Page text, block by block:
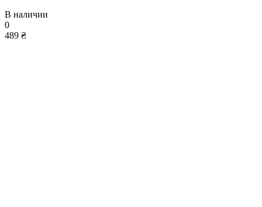
В наличии
0
489 ₴